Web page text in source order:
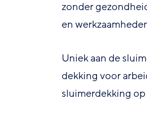
zonder
en
Uniek aan de
dekking voor
sluimerdekking